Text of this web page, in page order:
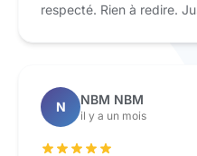
respecté. Rien à redire.
N NBM NBM
il y a un mois